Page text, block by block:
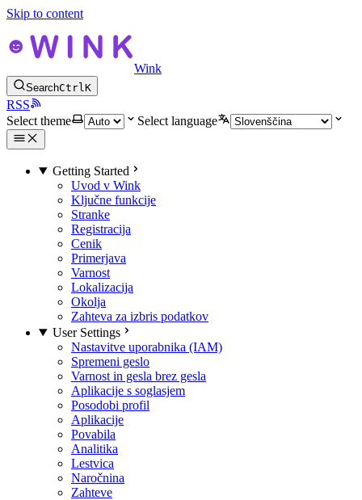
Skip to content
Wink
SearchCtrlK
RSS
Select theme
Select language
Getting Started
Uvod v Wink
Ključne funkcije
Stranke
Registracija
Cenik
Primerjava
Varnost
Lokalizacija
Okolja
Zahteva za izbris podatkov
User Settings
Nastavitve uporabnika (IAM)
Spremeni geslo
Varnost in gesla brez gesla
Aplikacije s soglasjem
Posodobi profil
Aplikacije
Povabila
Analitika
Lestvica
Naročnina
Zahteve